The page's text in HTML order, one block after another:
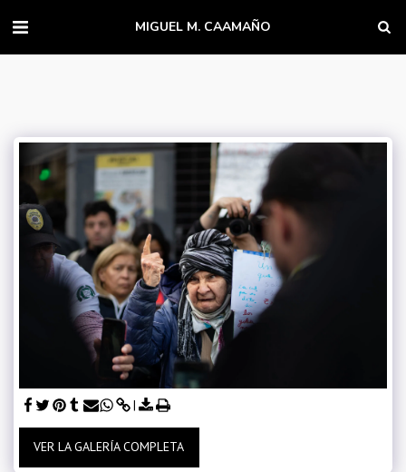
MIGUEL M. CAAMAÑO
VER LA GALERÍA COMPLETA